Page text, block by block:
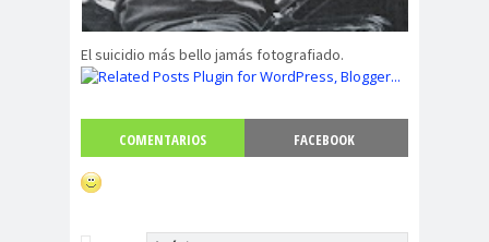
El suicidio más bello jamás fotografiado.
COMENTARIOS FACEBOOK